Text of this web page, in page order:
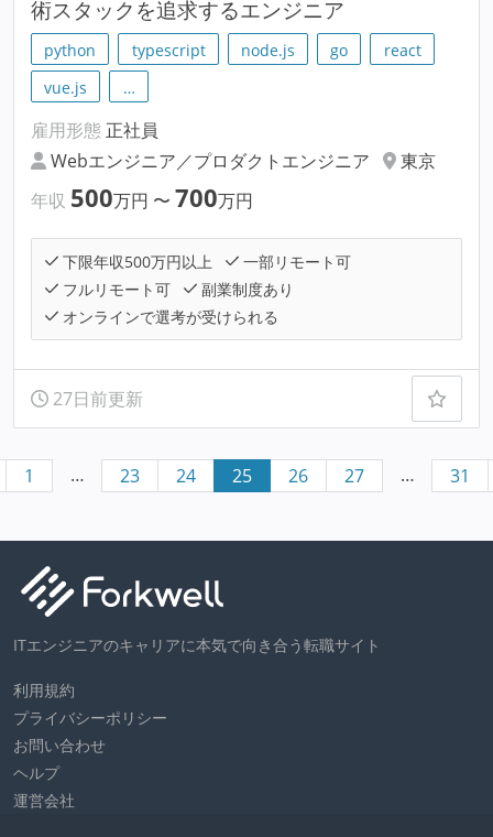
術スタックを追求するエンジニア
python typescript node.js go
react
vue.js
…
雇用形態 正社員
Webエンジニア／プロダクトエンジニア
東京
年収 500万円 〜 700万円
下限年収500万円以上
一部リモート可
フルリモート可
副業制度あり
オンラインで選考が受けられる
27日前更新
1 … 23 24 25 26 27 … 31
ITエンジニアのキャリアに本気で向き合う転職サイト
利用規約
プライバシーポリシー
お問い合わせ
ヘルプ
運営会社